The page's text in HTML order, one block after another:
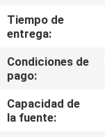
CONTACTA
CON
NOSOTROS
NOTICIAS
Tiempo de
entrega:
Condiciones de
pago:
Capacidad de
la fuente: